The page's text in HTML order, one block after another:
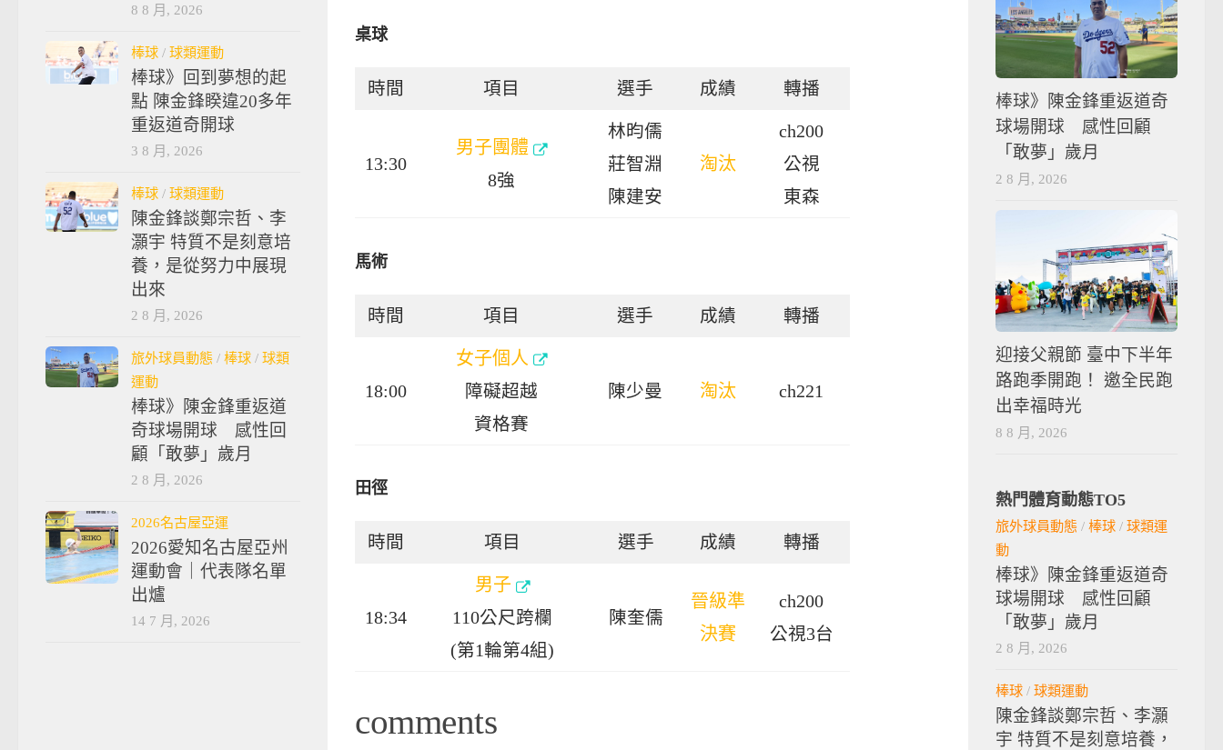
桌球
時間 項目 選手 成績 轉播
13:30
男子團體
8強
林昀儒
莊智淵
陳建安
淘汰
ch200
公視
東森
馬術
時間 項目 選手 成績 轉播
18:00
女子個人
障礙超越
資格賽
陳少曼 淘汰 ch221
田徑
時間 項目 選手 成績 轉播
18:34
男子
110公尺跨欄
(第1輪第4組)
陳奎儒
晉級準
決賽
ch200
公視3台
comments
8 8 月, 2026
棒球 / 球類運動
棒球》回到夢想的起
點 陳金鋒睽違20多年
重返道奇開球
3 8 月, 2026
棒球 / 球類運動
陳金鋒談鄭宗哲、李
灝宇 特質不是刻意培
養，是從努力中展現
出來
2 8 月, 2026
旅外球員動態 / 棒球 / 球類
運動
棒球》陳金鋒重返道
奇球場開球 感性回
顧「敢夢」歲月
2 8 月, 2026
2026名古屋亞運
2026愛知名古屋亞州
運動會｜代表隊名單
出爐
14 7 月, 2026
棒球》陳金鋒重返道奇
球場開球 感性回顧
「敢夢」歲月
2 8 月, 2026
迎接父親節 臺中下半年
路跑季開跑！ 邀全民跑
出幸福時光
8 8 月, 2026
熱門體育動態TO5
旅外球員動態 / 棒球 / 球類運
動
棒球》陳金鋒重返道奇
球場開球 感性回顧
「敢夢」歲月
2 8 月, 2026
棒球 / 球類運動
陳金鋒談鄭宗哲、李灝
宇 特質不是刻意培養，